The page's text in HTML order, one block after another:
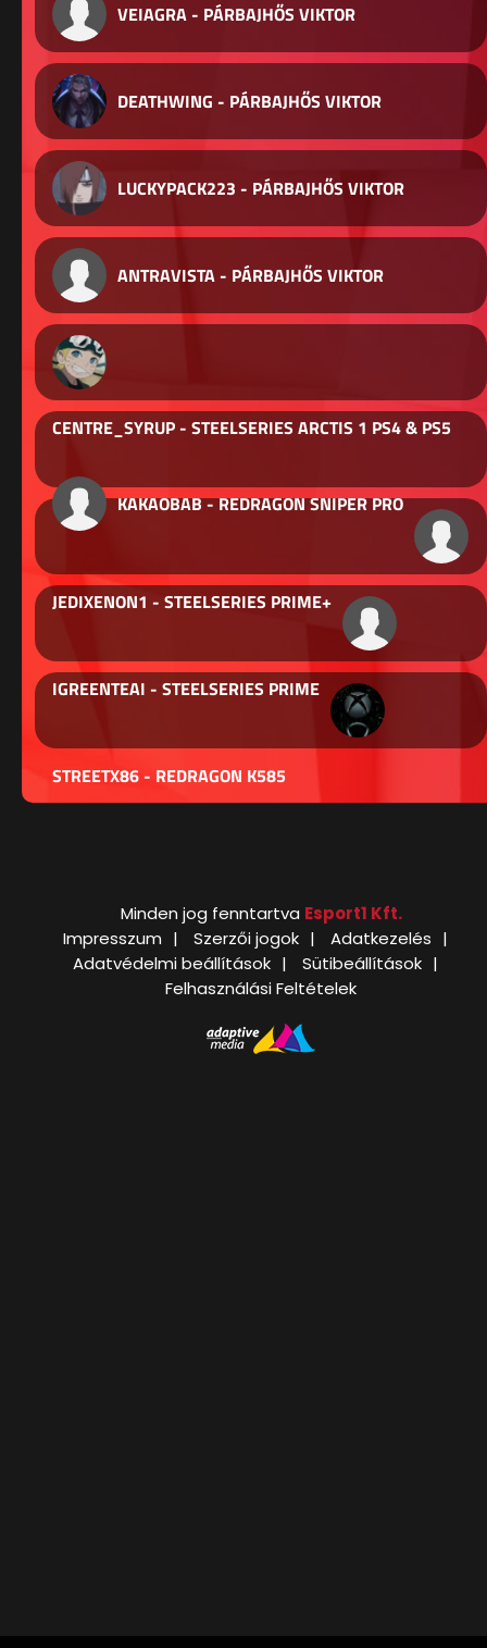
VEIAGRA - PÁRBAJHŐS VIKTOR
DEATHWING - PÁRBAJHŐS VIKTOR
LUCKYPACK223 - PÁRBAJHŐS VIKTOR
ANTRAVISTA - PÁRBAJHŐS VIKTOR
CENTRE_SYRUP - STEELSERIES ARCTIS 1 PS4 & PS5
KAKAOBAB - REDRAGON SNIPER PRO
JEDIXENON1 - STEELSERIES PRIME+
IGREENTEAI - STEELSERIES PRIME
STREETX86 - REDRAGON K585
Minden jog fenntartva Esport1 Kft.
Impresszum
Szerzői jogok
Adatkezelés
Adatvédelmi beállítások
Sütibeállítások
Felhasználási Feltételek